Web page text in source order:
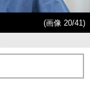
(画像 20/41)